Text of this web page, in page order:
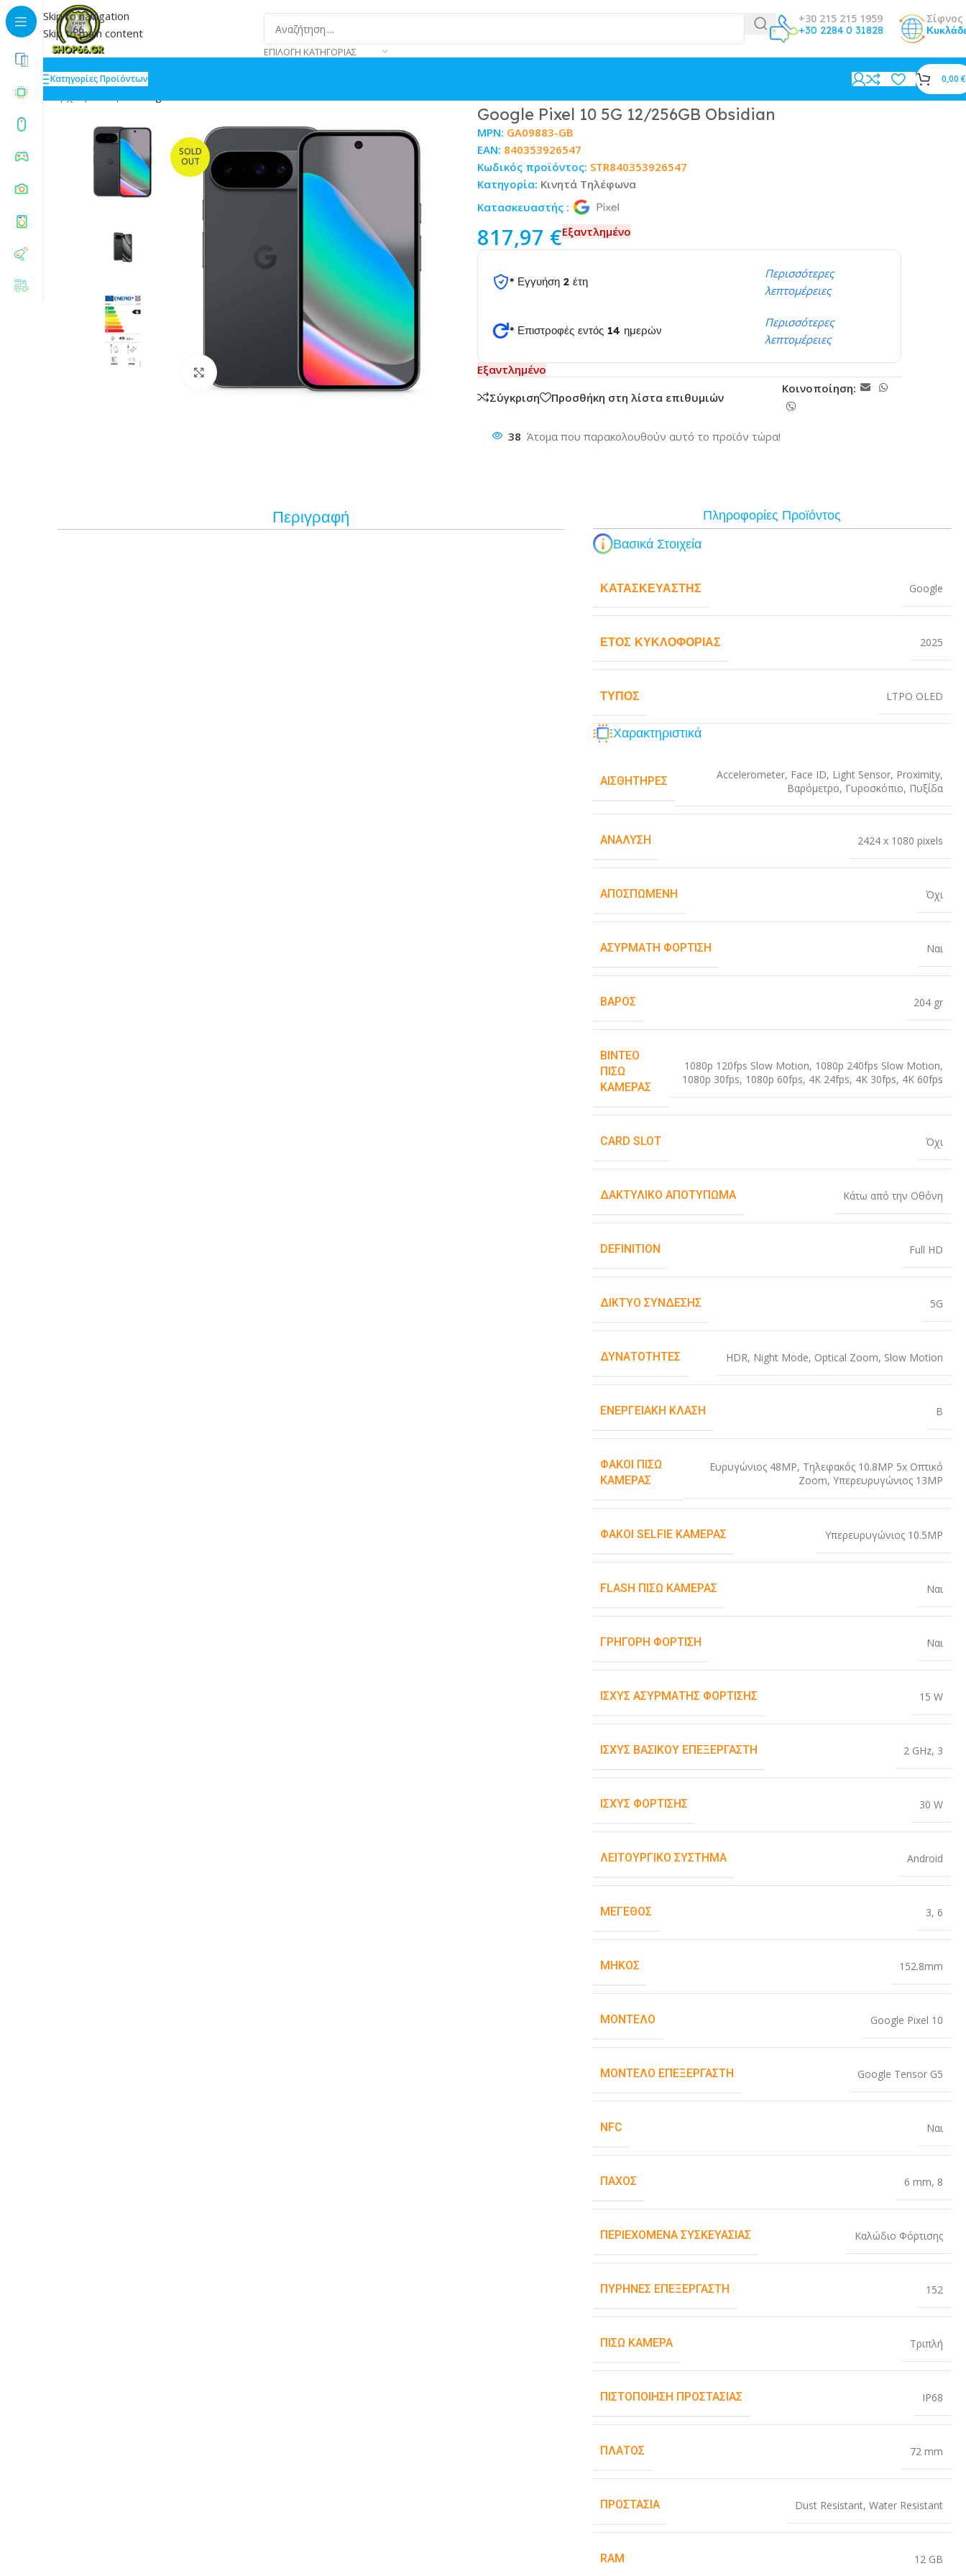
Skip to navigation
Skip to main content
ΕΠΙΛΟΓΉ ΚΑΤΗΓΟΡΊΑΣ
+30 215 215 1959
+30 2284 0 31828
Σίφνος
Κατηγορίες Προϊόντων 0,00 €
SOLD
OUT
Κάντε κλικ για μεγέθυνση
Google Pixel 10 5G 12/256GB Obsidian
Κατασκευαστής :
MPN: GA09883-GB
EAN: 840353926547
Κωδικός προϊόντος: STR840353926547
Κατηγορία: Κινητά Τηλέφωνα
817,97 €Εξαντλημένο
* Εγγυήση 2 έτη
Περισσότερες
λεπτομέρειες
* Επιστροφές εντός 14 ημερών
Περισσότερες
λεπτομέρειες
Εξαντλημένο
Σύγκριση
Προσθήκη στη λίστα επιθυμιών
Κοινοποίηση:
38 Άτομα που παρακολουθούν αυτό το προϊόν τώρα!
Περιγραφή
Πληροφορίες Προϊόντος
Βασικά Στοιχεία
ΚΑΤΑΣΚΕΥΑΣΤΉΣ Google
ΈΤΟΣ ΚΥΚΛΟΦΟΡΊΑΣ 2025
ΤΎΠΟΣ LTPO OLED
Χαρακτηριστικά
ΑΙΣΘΗΤΉΡΕΣ Accelerometer, Face ID, Light Sensor, Proximity,
Βαρόμετρο, Γυροσκόπιο, Πυξίδα
ΑΝΆΛΥΣΗ 2424 x 1080 pixels
ΑΠΟΣΠΏΜΕΝΗ Όχι
ΑΣΎΡΜΑΤΗ ΦΌΡΤΙΣΗ Ναι
ΒΆΡΟΣ 204 gr
ΒΊΝΤΕΟ
ΠΊΣΩ
ΚΆΜΕΡΑΣ
1080p 120fps Slow Motion, 1080p 240fps Slow Motion,
1080p 30fps, 1080p 60fps, 4K 24fps, 4K 30fps, 4K 60fps
CARD SLOT Όχι
ΔΑΚΤΥΛΙΚΌ ΑΠΟΤΎΠΩΜΑ Κάτω από την Οθόνη
DEFINITION Full HD
ΔΊΚΤΥΟ ΣΎΝΔΕΣΗΣ 5G
ΔΥΝΑΤΌΤΗΤΕΣ HDR, Night Mode, Optical Zoom, Slow Motion
ΕΝΕΡΓΕΙΑΚΉ ΚΛΆΣΗ B
ΦΑΚΟΊ ΠΊΣΩ
ΚΆΜΕΡΑΣ
Ευρυγώνιος 48MP, Τηλεφακός 10.8MP 5x Οπτικό
Zoom, Υπερευρυγώνιος 13MP
ΦΑΚΟΊ SELFIE ΚΆΜΕΡΑΣ Υπερευρυγώνιος 10.5MP
FLASH ΠΊΣΩ ΚΆΜΕΡΑΣ Ναι
ΓΡΉΓΟΡΗ ΦΌΡΤΙΣΗ Ναι
ΙΣΧΎΣ ΑΣΎΡΜΑΤΗΣ ΦΌΡΤΙΣΗΣ 15 W
ΙΣΧΎΣ ΒΑΣΙΚΟΎ ΕΠΕΞΕΡΓΑΣΤΉ 2 GHz, 3
ΙΣΧΎΣ ΦΌΡΤΙΣΗΣ 30 W
ΛΕΙΤΟΥΡΓΙΚΌ ΣΎΣΤΗΜΑ Android
ΜΈΓΕΘΟΣ 3, 6
ΜΉΚΟΣ 152.8mm
ΜΟΝΤΈΛΟ Google Pixel 10
ΜΟΝΤΈΛΟ ΕΠΕΞΕΡΓΑΣΤΉ Google Tensor G5
NFC Ναι
ΠΆΧΟΣ 6 mm, 8
ΠΕΡΙΕΧΌΜΕΝΑ ΣΥΣΚΕΥΑΣΊΑΣ Καλώδιο Φόρτισης
ΠΥΡΉΝΕΣ ΕΠΕΞΕΡΓΑΣΤΉ 152
ΠΊΣΩ ΚΆΜΕΡΑ Τριπλή
ΠΙΣΤΟΠΟΊΗΣΗ ΠΡΟΣΤΑΣΊΑΣ IP68
ΠΛΆΤΟΣ 72 mm
ΠΡΟΣΤΑΣΊΑ Dust Resistant, Water Resistant
RAM 12 GB